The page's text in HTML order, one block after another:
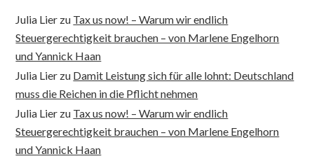
Julia Lier zu Tax us now! – Warum wir endlich
Steuergerechtigkeit brauchen – von Marlene Engelhorn
und Yannick Haan
Julia Lier zu Damit Leistung sich für alle lohnt: Deutschland
muss die Reichen in die Pflicht nehmen
Julia Lier zu Tax us now! – Warum wir endlich
Steuergerechtigkeit brauchen – von Marlene Engelhorn
und Yannick Haan